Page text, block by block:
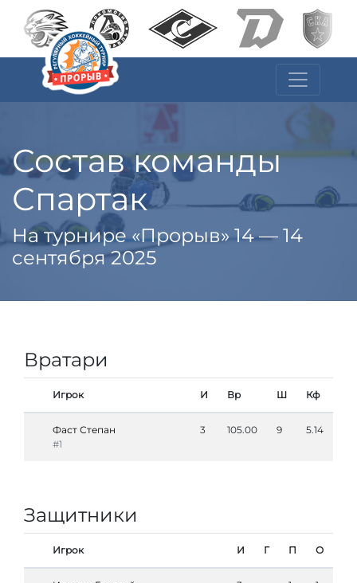
Состав команды
Спартак
На турнире «Прорыв» 14 — 14
сентября 2025
Вратари
Игрок И Вр Ш Кф
Фаст Степан
#1
3 105.00 9 5.14
Защитники
Игрок И Г П О